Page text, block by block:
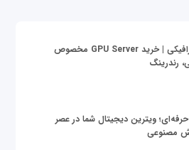
قیمت سرور گرافیکی | خرید GPU Server مخصوص
رندرینگ
ویترین دیجیتال شما در عصر
مصنوعی